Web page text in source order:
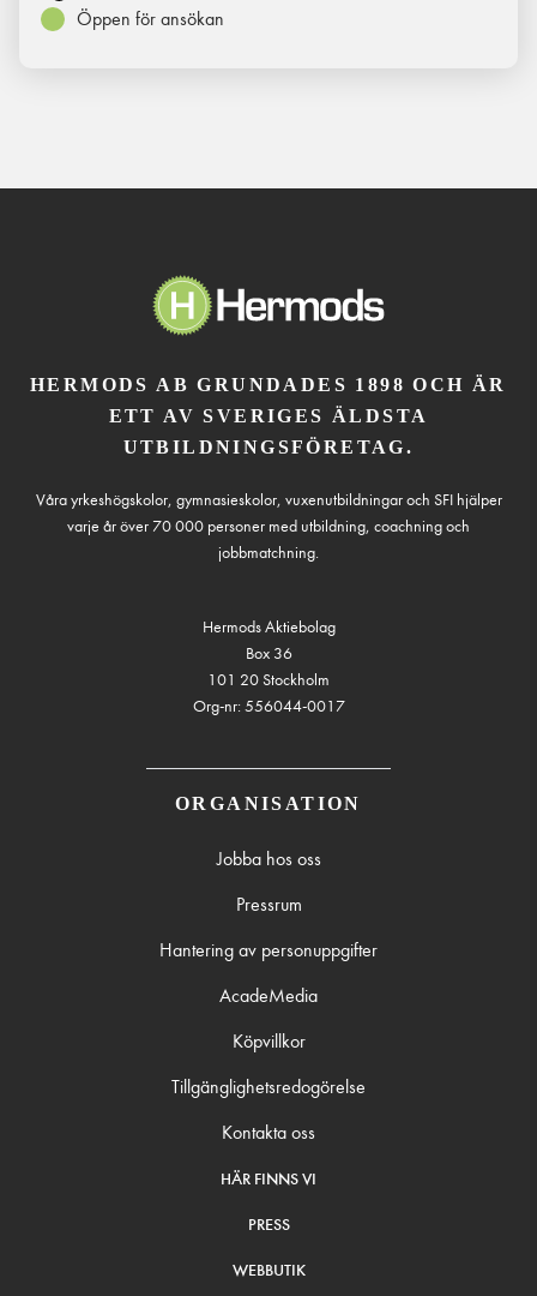
Öppen för ansökan
HERMODS AB GRUNDADES 1898 OCH ÄR
ETT AV SVERIGES ÄLDSTA
UTBILDNINGSFÖRETAG.
Våra yrkeshögskolor, gymnasieskolor, vuxenutbildningar och SFI hjälper
varje år över 70 000 personer med utbildning, coachning och
jobbmatchning.
Hermods Aktiebolag
Box 36
101 20 Stockholm
Org-nr: 556044-0017
ORGANISATION
Jobba hos oss
Pressrum
Hantering av personuppgifter
AcadeMedia
Köpvillkor
Tillgänglighetsredogörelse
Kontakta oss
HÄR FINNS VI
PRESS
WEBBUTIK